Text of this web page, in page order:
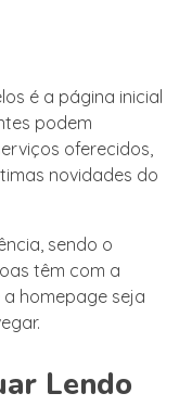
é a página inicial
podem
oferecidos,
novidades do
sendo o
têm com a
a homepage seja
Lendo